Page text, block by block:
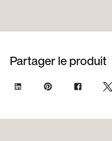
Partager le produit